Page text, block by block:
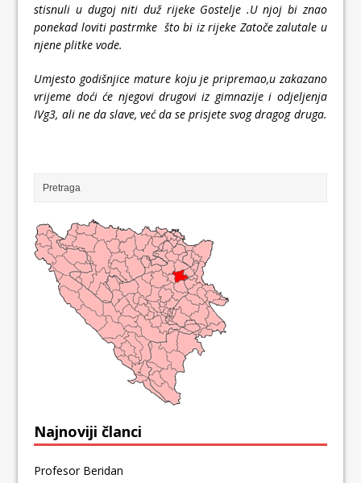
stisnuli u dugoj niti duž rijeke Gostelje .U njoj bi znao
ponekad loviti pastrmke što bi iz rijeke Zatoče zalutale u
njene plitke vode.
Umjesto godišnjice mature koju je pripremao,u zakazano
vrijeme doći će njegovi drugovi iz gimnazije i odjeljenja
IVg3, ali ne da slave, već da se prisjete svog dragog druga.
Najnoviji članci
Profesor Beridan